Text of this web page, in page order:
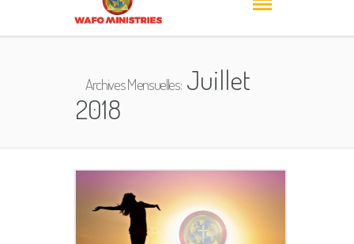
Archives Mensuelles:Juillet
2018